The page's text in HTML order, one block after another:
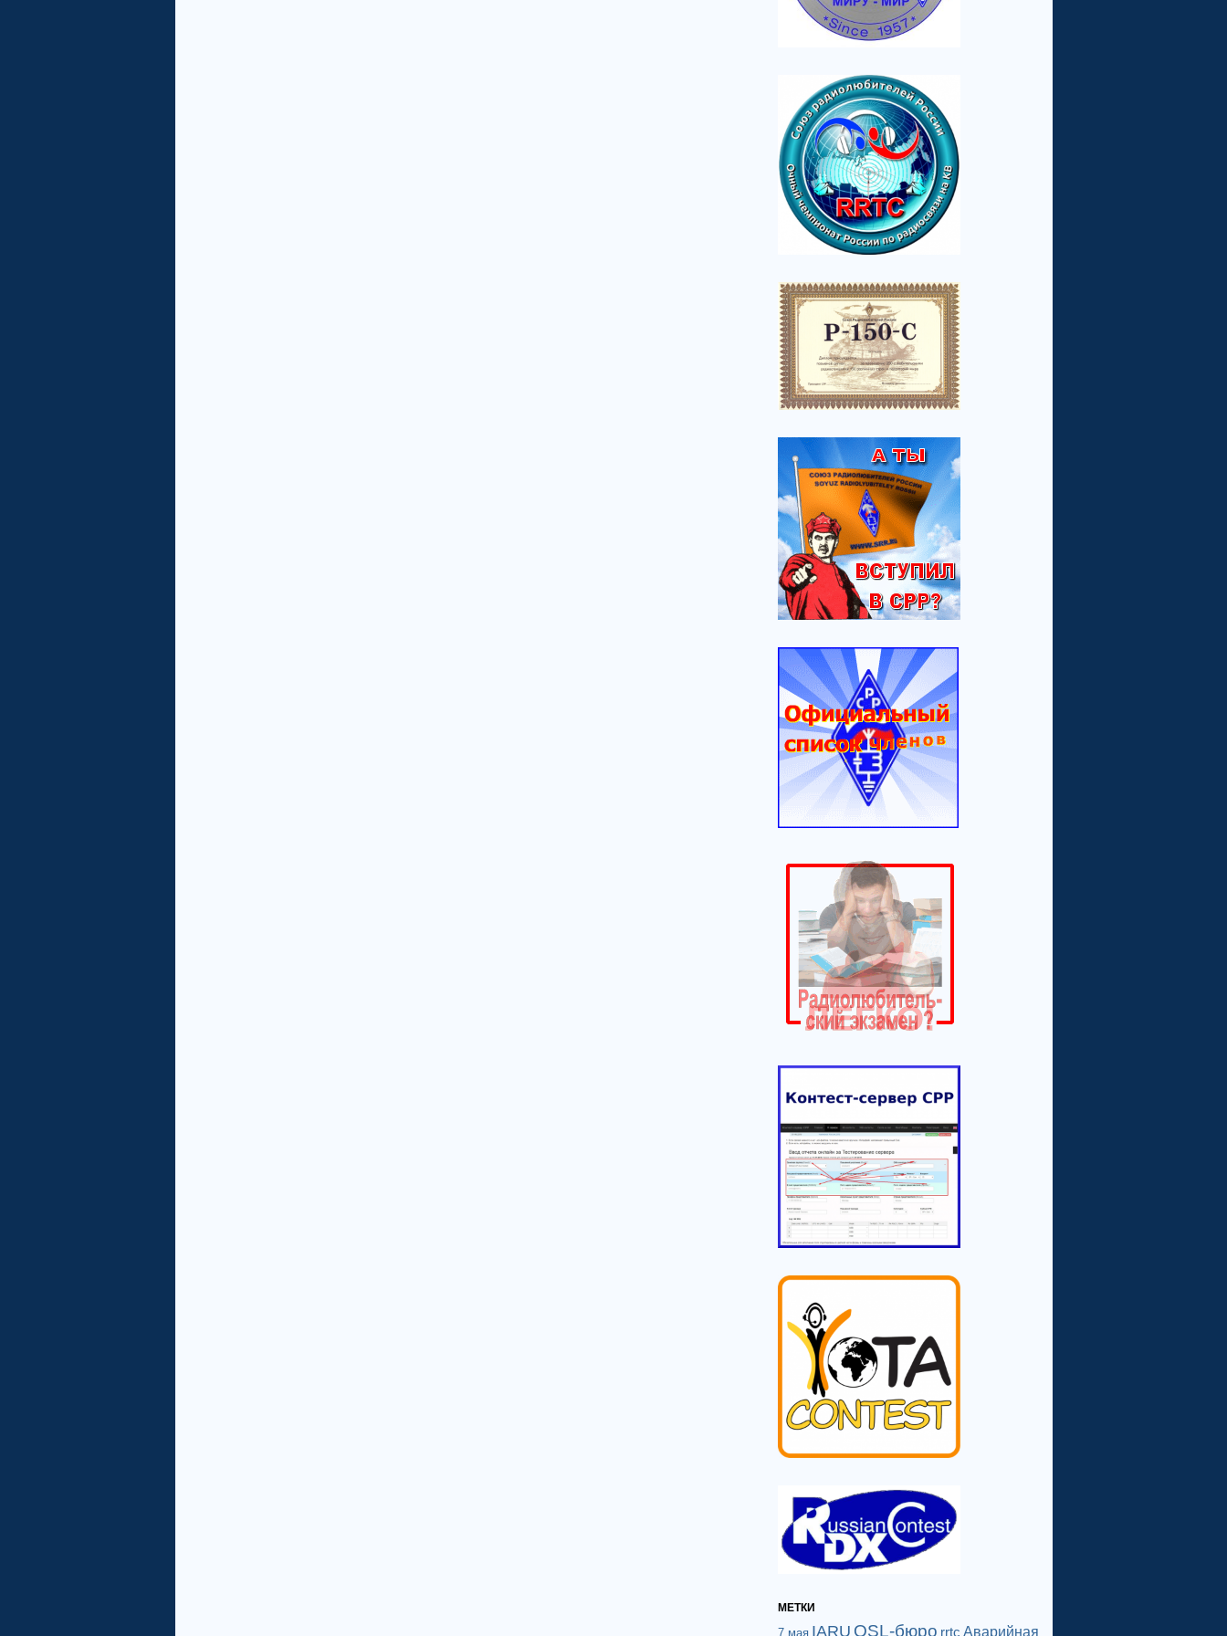
МЕТКИ
7 мая IARU QSL-бюро rrtc Аварийная